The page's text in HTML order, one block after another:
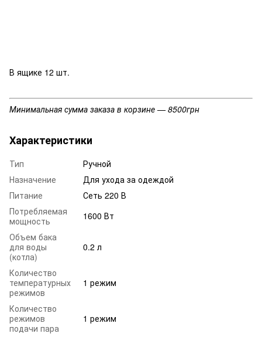
В ящике 12 шт.
Минимальная сумма заказа в корзине — 8500грн
Характеристики
Тип
Ручной
Назначение
Для ухода за одеждой
Питание
Сеть 220 В
Потребляемая
мощность
1600 Вт
Объем бака
для воды
(котла)
0.2 л
Количество
температурных
режимов
1 режим
Количество
режимов
подачи пара
1 режим